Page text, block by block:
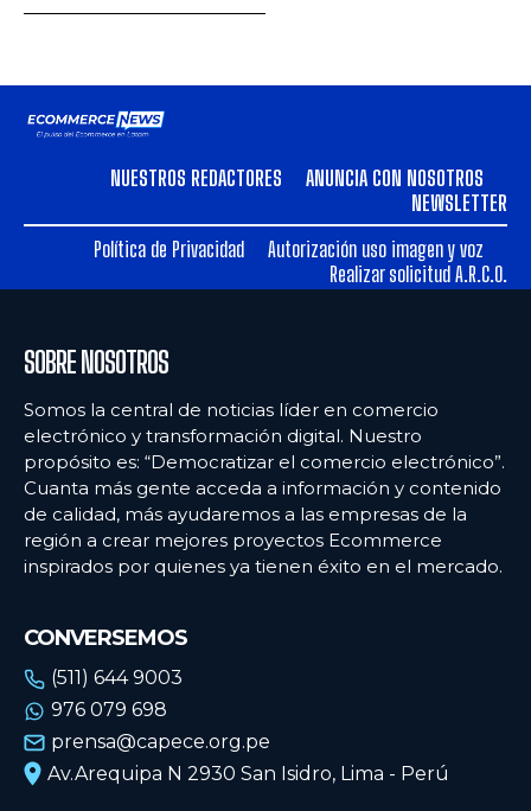
NUESTROS REDACTORES
ANUNCIA CON NOSOTROS
NEWSLETTER
Política de Privacidad
Autorización uso imagen y voz
Realizar solicitud A.R.C.O.
SOBRE NOSOTROS
Somos la central de noticias líder en comercio
electrónico y transformación digital. Nuestro
propósito es: “Democratizar el comercio electrónico”.
Cuanta más gente acceda a información y contenido
de calidad, más ayudaremos a las empresas de la
región a crear mejores proyectos Ecommerce
inspirados por quienes ya tienen éxito en el mercado.
CONVERSEMOS
(511) 644 9003
976 079 698
prensa@capece.org.pe
Av.Arequipa N 2930 San Isidro, Lima - Perú